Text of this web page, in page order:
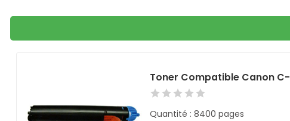
Toner Compatible Canon C-
Quantité : 8400 pages